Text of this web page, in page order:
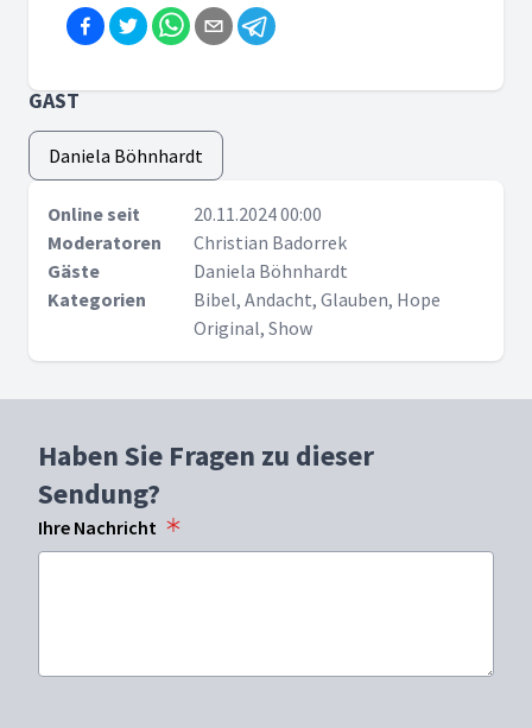
GAST
Daniela Böhnhardt
Online seit
20.11.2024 00:00
Moderatoren
Christian Badorrek
Gäste
Daniela Böhnhardt
Kategorien
Bibel, Andacht, Glauben, Hope
Original, Show
Haben Sie Fragen zu dieser
Sendung?
Ihre Nachricht